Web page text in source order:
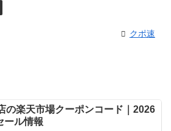
クポ速
の楽天市場クーポンコード｜2026
ール情報